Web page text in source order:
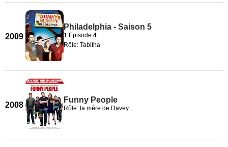
2009
Philadelphia - Saison 5
1 Episode 4
Rôle: Tabitha
2008
Funny People
Rôle: la mère de Davey